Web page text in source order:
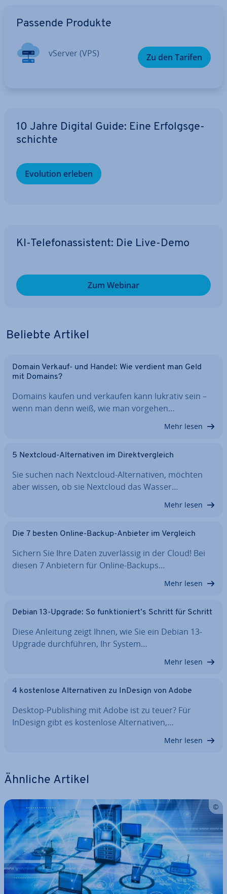
Passende Produkte
vServer (VPS) Zu den Tarifen
10 Jahre Digital Guide: Eine Er­folgs­ge­
schich­te
Evolution erleben
KI-Te­le­fon­as­sis­tent: Die Live-Demo
Zum Webinar
Beliebte Artikel
Domain Verkauf- und Handel: Wie verdient man Geld
mit Domains?
Domains kaufen und verkaufen kann lukrativ sein –
wenn man denn weiß, wie man vorgehen…
Mehr lesen
5 Nextcloud-Al­ter­na­ti­ven im Di­rekt­ver­gleich
Sie suchen nach Nextcloud-Al­ter­na­ti­ven, möchten
aber wissen, ob sie Nextcloud das Wasser…
Mehr lesen
Die 7 besten Online-Backup-Anbieter im Vergleich
Sichern Sie Ihre Daten zu­ver­läs­sig in der Cloud! Bei
diesen 7 Anbietern für Online-Backups…
Mehr lesen
Debian 13-Upgrade: So funk­tio­niert’s Schritt für Schritt
Diese Anleitung zeigt Ihnen, wie Sie ein Debian 13-
Upgrade durch­füh­ren, Ihr System…
Mehr lesen
4 kos­ten­lo­se Al­ter­na­ti­ven zu InDesign von Adobe
Desktop-Pu­bli­shing mit Adobe ist zu teuer? Für
InDesign gibt es kos­ten­lo­se Al­ter­na­ti­ven,…
Mehr lesen
Ähnliche Artikel